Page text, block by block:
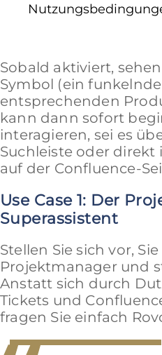
Sobald aktiviert,
Symbol (ein
entsprechenden
kann dann sofort
interagieren, sei es
Suchleiste oder direkt
auf der Confluence-
Use Case 1: Der
Superassistent
Stellen Sie sich vor,
Projektmanager und
Anstatt sich durch
Tickets und
fragen Sie einfach